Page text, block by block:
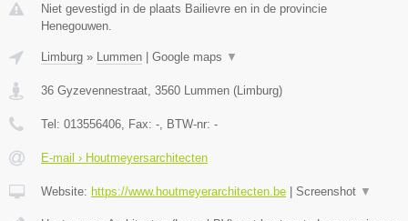
Niet gevestigd in de plaats Bailievre en in de provincie
Henegouwen.
Limburg » Lummen | Google maps ▼
36 Gyzevennestraat 3560 Lummen (Limburg)
Tel: 013556406 , Fax: - , BTW-nr: -
E-mail › Houtmeyersarchitecten
Website: https://www.houtmeyerarchitecten.be | Screenshot ▼